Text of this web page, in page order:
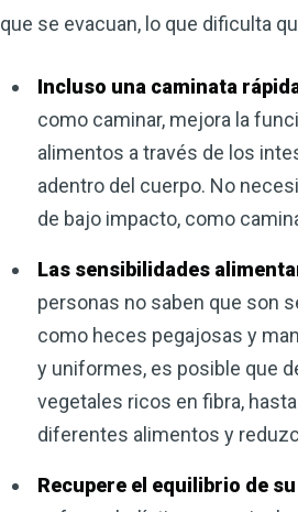
que se evacuan, lo que dificulta
Incluso una caminata
como caminar, mejora la
alimentos a través de los
adentro del cuerpo. No
de bajo impacto, como
Las sensibilidades
personas no saben que son
como heces pegajosas y
y uniformes, es posible que
vegetales ricos en fibra,
diferentes alimentos y
Recupere el equilibrio de